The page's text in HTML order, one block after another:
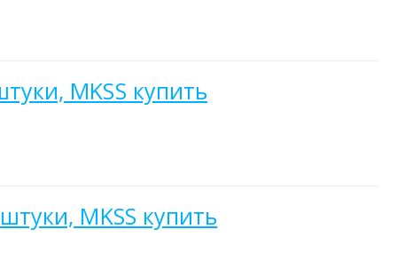
MKSS купить
MKSS купить